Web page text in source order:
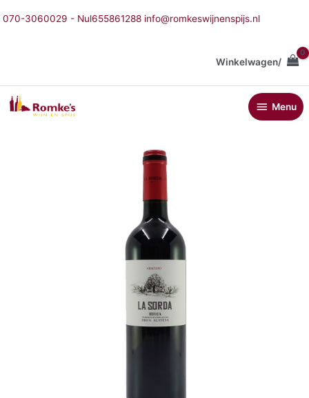
naar
070-3060029 - Nul655861288 info@romkeswijnenspijs.nl
Winkelwagen/
Menu
Menu